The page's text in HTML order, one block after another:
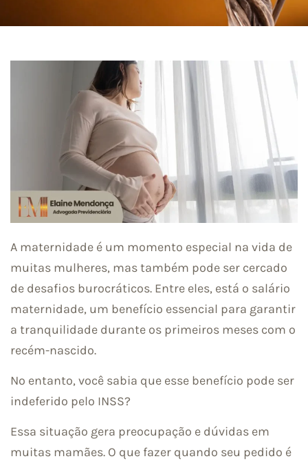
A maternidade é um momento especial na vida de
muitas mulheres, mas também pode ser cercado
de desafios burocráticos. Entre eles, está o salário
maternidade, um benefício essencial para garantir
a tranquilidade durante os primeiros meses com o
recém-nascido.
No entanto, você sabia que esse benefício pode ser
indeferido pelo INSS?
Essa situação gera preocupação e dúvidas em
muitas mamães. O que fazer quando seu pedido é